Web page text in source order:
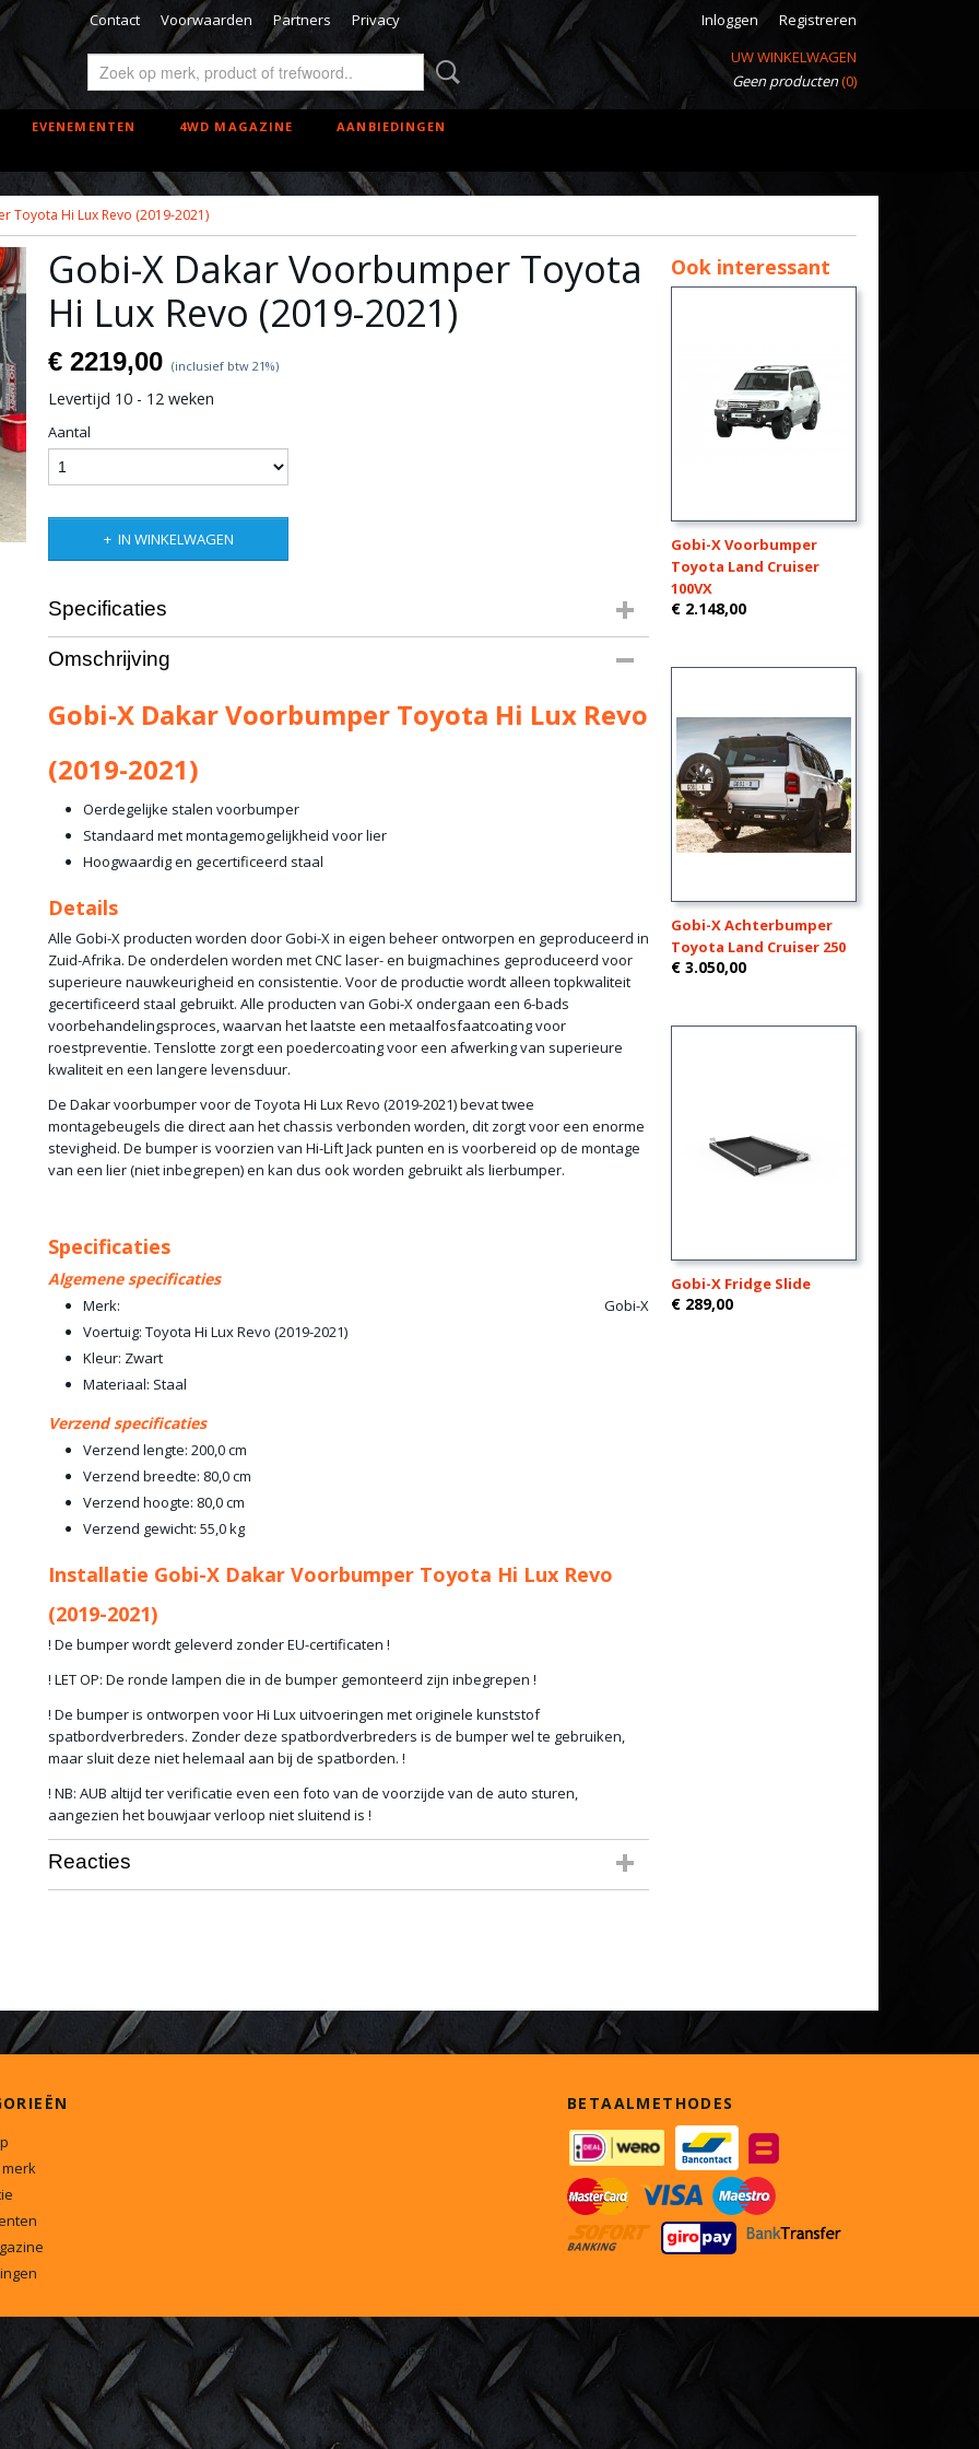
Contact Voorwaarden Partners Privacy Inloggen
Registreren
UW WINKELWAGEN
Geen producten(0)
EVENEMENTEN 4WD MAGAZINE AANBIEDINGEN
Toyota Hi Lux Revo (2019-2021)
Gobi-X Dakar Voorbumper Toyota
Hi Lux Revo (2019-2021)
€ 2219,00 (inclusief btw 21%)
Levertijd 10 - 12 weken
Aantal
IN WINKELWAGEN
Specificaties
Productcode leverancier
Bruto gewicht
Omschrijving
Gobi-X Dakar Voorbumper Toyota Hi Lux Revo
(2019-2021)
Oerdegelijke stalen voorbumper
Standaard met montagemogelijkheid voor lier
Hoogwaardig en gecertificeerd staal
Details
Alle Gobi-X producten worden door Gobi-X in eigen beheer ontworpen en geproduceerd in
Zuid-Afrika. De onderdelen worden met CNC laser- en buigmachines geproduceerd voor
superieure nauwkeurigheid en consistentie. Voor de productie wordt alleen topkwaliteit
gecertificeerd staal gebruikt. Alle producten van Gobi-X ondergaan een 6-bads
voorbehandelingsproces, waarvan het laatste een metaalfosfaatcoating voor
roestpreventie. Tenslotte zorgt een poedercoating voor een afwerking van superieure
kwaliteit en een langere levensduur.
De Dakar voorbumper voor de Toyota Hi Lux Revo (2019-2021) bevat twee
montagebeugels die direct aan het chassis verbonden worden, dit zorgt voor een enorme
stevigheid. De bumper is voorzien van Hi-Lift Jack punten en is voorbereid op de montage
van een lier (niet inbegrepen) en kan dus ook worden gebruikt als lierbumper.
Specificaties
Algemene specificaties
Merk:
Gobi-X
Voertuig: Toyota Hi Lux Revo (2019-2021)
Kleur: Zwart
Materiaal: Staal
Verzend specificaties
Verzend lengte: 200,0 cm
Verzend breedte: 80,0 cm
Verzend hoogte: 80,0 cm
Verzend gewicht: 55,0 kg
Installatie Gobi-X Dakar Voorbumper Toyota Hi Lux Revo
(2019-2021)
! De bumper wordt geleverd zonder EU-certificaten !
! LET OP: De ronde lampen die in de bumper gemonteerd zijn inbegrepen !
! De bumper is ontworpen voor Hi Lux uitvoeringen met originele kunststof
spatbordverbreders. Zonder deze spatbordverbreders is de bumper wel te gebruiken,
maar sluit deze niet helemaal aan bij de spatborden. !
! NB: AUB altijd ter verificatie even een foto van de voorzijde van de auto sturen,
aangezien het bouwjaar verloop niet sluitend is !
Reacties
Ook interessant
Gobi-X Voorbumper
Toyota Land Cruiser
100VX
€ 2.148,00
Gobi-X Achterbumper
Toyota Land Cruiser 250
€ 3.050,00
Gobi-X Fridge Slide
€ 289,00
BETAALMETHODES
© 2026 www.onderdelen4x4.nl - Powered by Shoppagina.nl